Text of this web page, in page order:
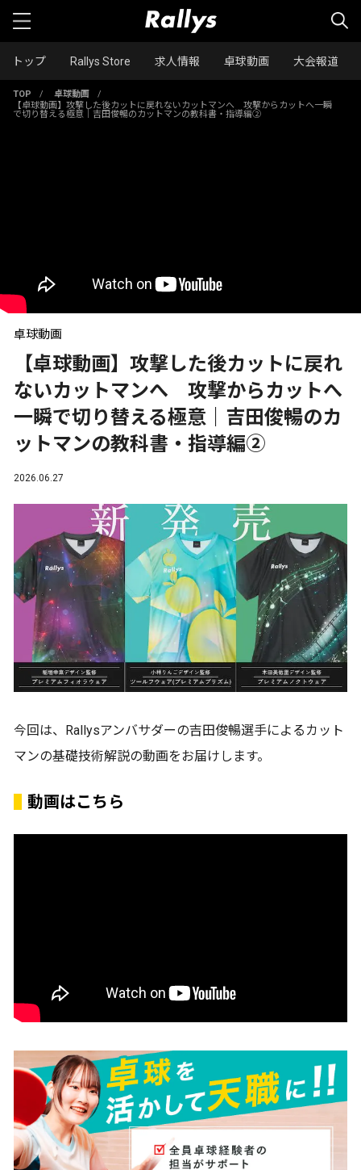
トップ Rallys Store 求人情報 卓球動画 大会報道
TOP / 卓球動画
/
【卓球動画】攻撃した後カットに戻れないカットマンへ 攻撃からカットへ一瞬
で切り替える極意｜吉田俊暢のカットマンの教科書・指導編②
卓球動画
【卓球動画】攻撃した後カットに戻れ
ないカットマンへ 攻撃からカットへ
一瞬で切り替える極意｜吉田俊暢のカ
ットマンの教科書・指導編②
2026.06.27
今回は、Rallysアンバサダーの吉田俊暢選手によるカット
マンの基礎技術解説の動画をお届けします。
動画はこちら